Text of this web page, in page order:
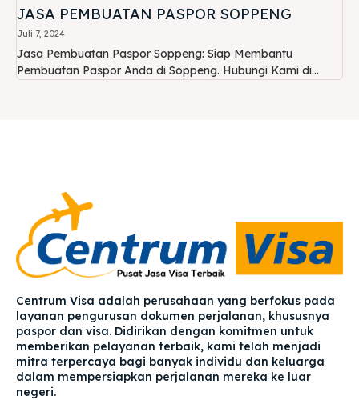
JASA PEMBUATAN PASPOR SOPPENG
Juli 7, 2024
Jasa Pembuatan Paspor Soppeng: Siap Membantu
Pembuatan Paspor Anda di Soppeng. Hubungi Kami di...
Centrum Visa adalah perusahaan yang berfokus pada
layanan pengurusan dokumen perjalanan, khususnya
paspor dan visa. Didirikan dengan komitmen untuk
memberikan pelayanan terbaik, kami telah menjadi
mitra terpercaya bagi banyak individu dan keluarga
dalam mempersiapkan perjalanan mereka ke luar
negeri.